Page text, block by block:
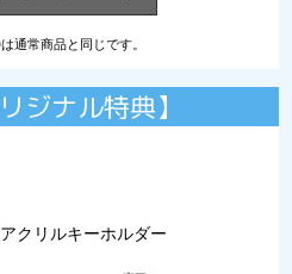
通常商品と同じです。
ジナル特典】
クリルキーホルダー